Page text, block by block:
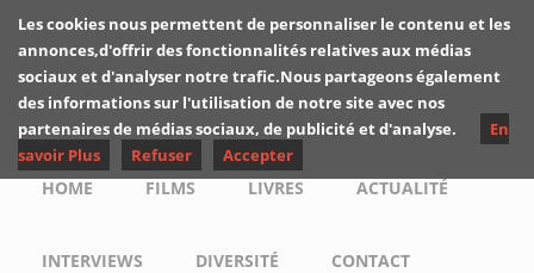
Skip to main content
Les critiques de
Yuyine
Main menu
HOME FILMS LIVRES ACTUALITÉ
INTERVIEWS DIVERSITÉ CONTACT
Les cookies nous permettent de personnaliser le contenu et les
annonces,d'offrir des fonctionnalités relatives aux médias
sociaux et d'analyser notre trafic.Nous partageons également
des informations sur l'utilisation de notre site avec nos
partenaires de médias sociaux, de publicité et d'analyse.
En
savoir Plus
Refuser Accepter